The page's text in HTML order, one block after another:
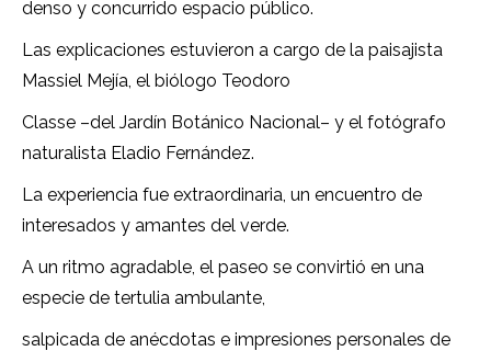
denso y concurrido espacio público.
Las explicaciones estuvieron a cargo de la paisajista
Massiel Mejía, el biólogo Teodoro
Classe –del Jardín Botánico Nacional– y el fotógrafo
naturalista Eladio Fernández.
La experiencia fue extraordinaria, un encuentro de
interesados y amantes del verde.
A un ritmo agradable, el paseo se convirtió en una
especie de tertulia ambulante,
salpicada de anécdotas e impresiones personales de